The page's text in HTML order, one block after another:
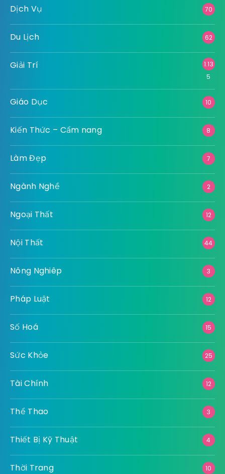
Dịch Vụ 70
Du Lịch 62
Giải Trí
1.13
5
Giáo Dục 10
Kiến Thức – Cẩm nang 8
Làm Đẹp 7
Ngành Nghề 2
Ngoại Thất 12
Nội Thất 44
Nông Nghiêp 3
Pháp Luật 12
Số Hoá 15
Sức Khỏe 25
Tài Chính 12
Thể Thao 3
Thiết Bị Kỹ Thuật 4
Thời Trang 10